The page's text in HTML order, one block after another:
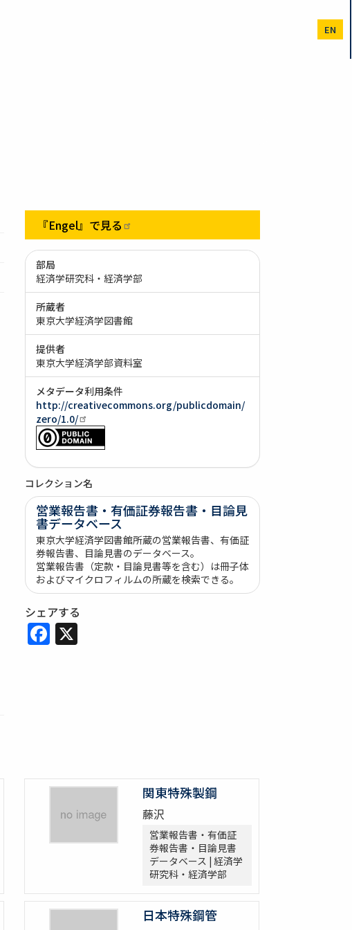
EN
『Engel』で見る
部局
経済学研究科・経済学部
所蔵者
東京大学経済学図書館
提供者
東京大学経済学部資料室
メタデータ利用条件
http://creativecommons.org/publicdomain/
zero/1.0/
コレクション名
営業報告書・有価証券報告書・目論見
書データベース
東京大学経済学図書館所蔵の営業報告書、有価証
券報告書、目論見書のデータベース。
営業報告書（定款・目論見書等を含む）は冊子体
およびマイクロフィルムの所蔵を検索できる。
シェアする
Facebook
X
関東特殊製鋼
藤沢
営業報告書・有価証
券報告書・目論見書
データベース | 経済学
研究科・経済学部
日本特殊鋼管